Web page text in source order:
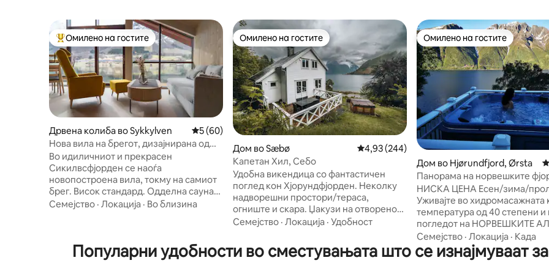
Меѓу најуспешните „Омилени на гостите“
Омилено на гостите
Дрвена колиба во Sykkylven Просечна оцена: 5 од 5, 60 рецензии
5 (60)
Нова вила на брегот, дизајнирана од
архитект, со сауна
Во идиличниот и прекрасен
Сикилвсфјорден се наоѓа
новопостроена вила, токму на самиот
брег. Висок стандард. Одделна сауна
за слободно користење. Тивко, мирно,
пристаништето. Уникатен дизајн,
големи прозорци и соби на повеќе
Семејство · Локација · Во близина
Омилено на гостите
Омилено на гостите
Дом во Sæbø Просечна оцена: 4,93 од 5, 244 рецензии
4,93 (244)
Капетан Хил, Себо
Удобна викендица со фантастичен
поглед кон Хјорундфјорден. Неколку
надворешни простори/тераса,
огниште и скара. Џакузи на отворено
за 5-6 лица. Куќата се наоѓа на 35
скара/надворешен простор во
Семејство · Локација · Удобност
Омилено на гостите
Омилено на гостите
Дом во Hjørundfjord, Ørsta
Панорама на норвешките
пониска цена есен/зима
НИСКА ЦЕНА Есен/зима/
Уживајте во хидромасажната
температура од 40 степени и
погледот на НОРВЕШКИТЕ
ФЈОРДОТ. Прекрасна нова реновирана
самостојна куќа со сите
фантастичен поглед на
Семејство · Локација · Када
Популарни удобности во сместувањата што се изнајмуваат